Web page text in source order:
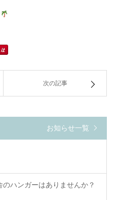
次の記事
お知らせ一覧
ハンガーはありませんか？